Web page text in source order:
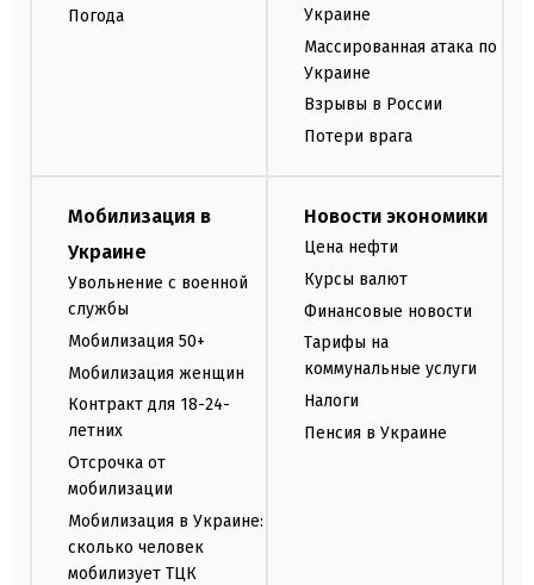
Погода
Украине
Массированная атака по
Украине
Взрывы в России
Потери врага
Мобилизация в
Украине
Увольнение с военной
службы
Мобилизация 50+
Мобилизация женщин
Контракт для 18-24-
летних
Отсрочка от
мобилизации
Мобилизация в Украине:
сколько человек
мобилизует ТЦК
Новости экономики
Цена нефти
Курсы валют
Финансовые новости
Тарифы на
коммунальные услуги
Налоги
Пенсия в Украине